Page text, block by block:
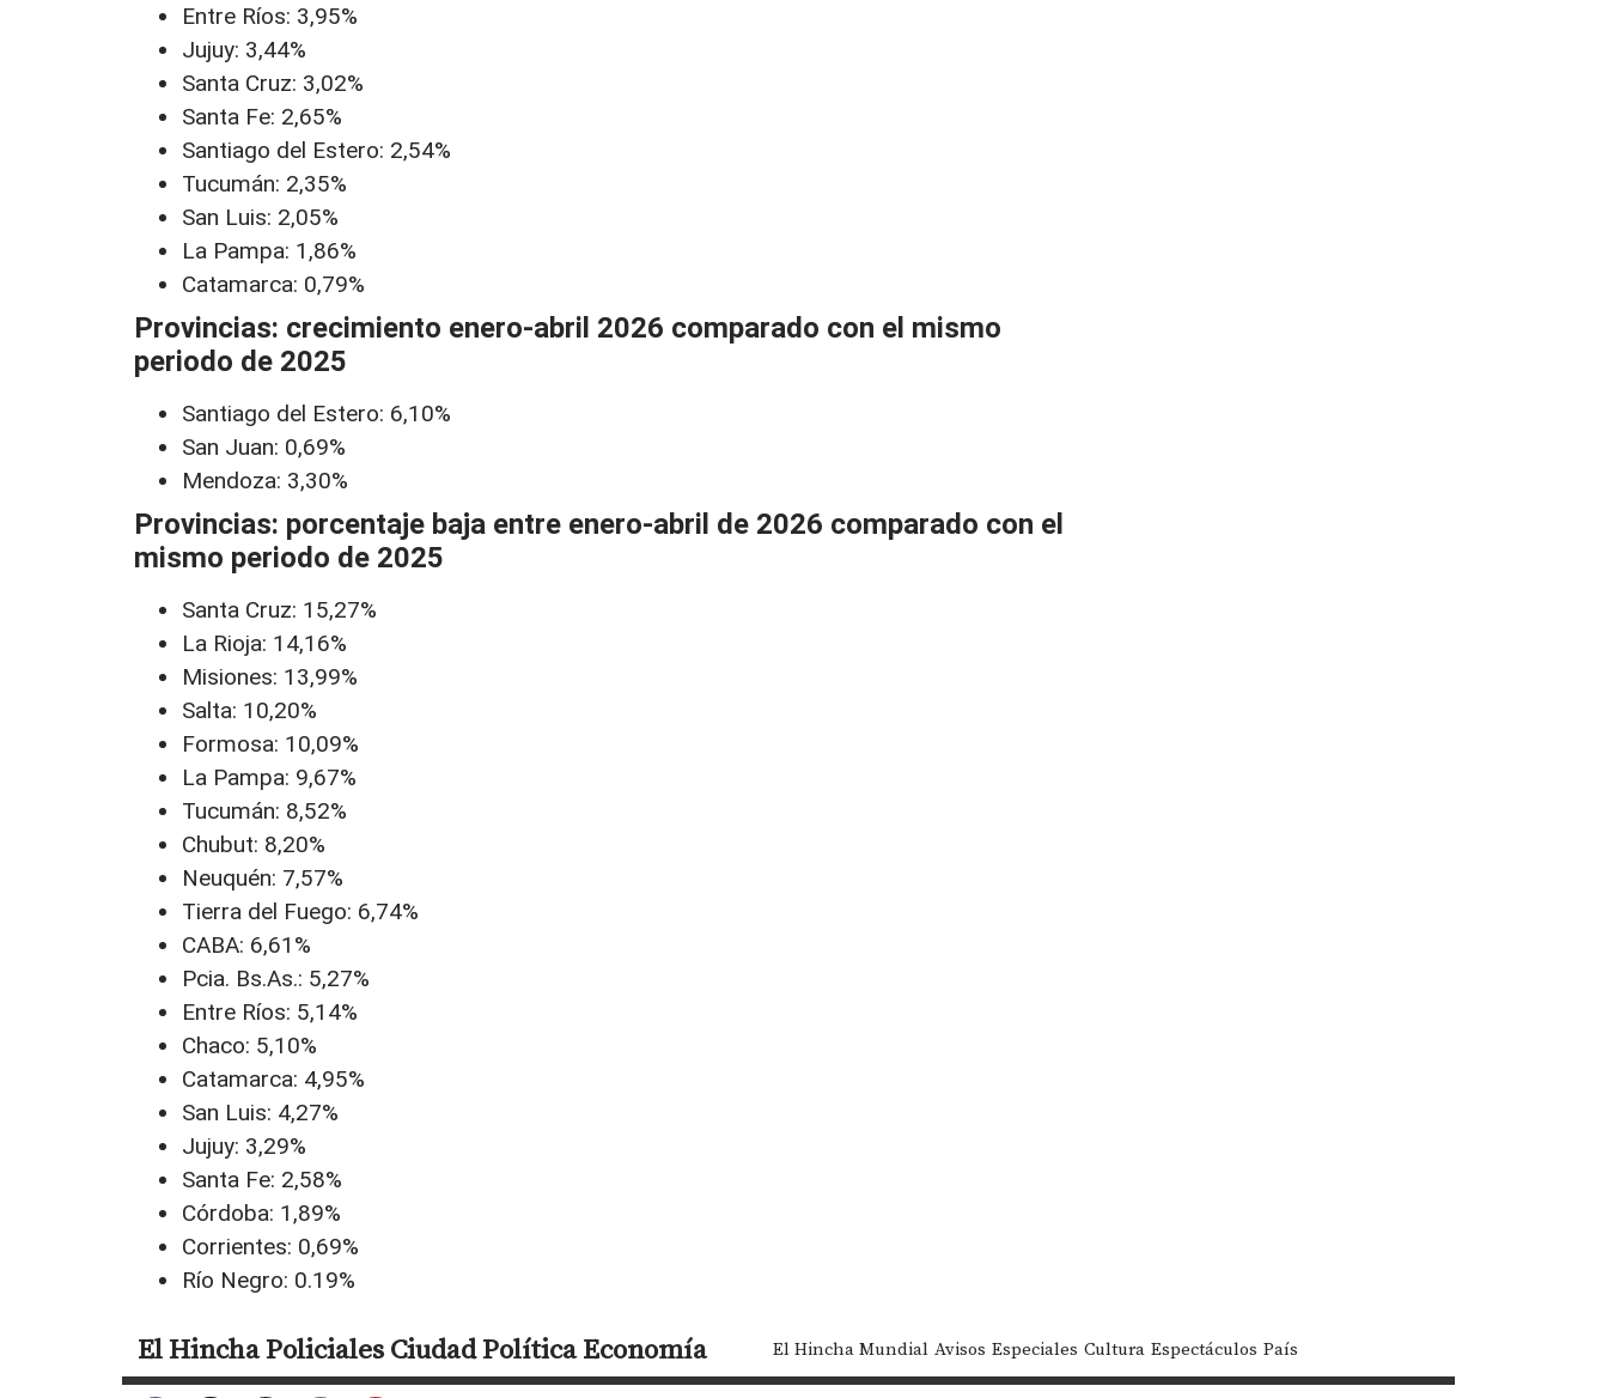
Entre Ríos: 3,95%
Jujuy: 3,44%
Santa Cruz: 3,02%
Santa Fe: 2,65%
Santiago del Estero: 2,54%
Tucumán: 2,35%
San Luis: 2,05%
La Pampa: 1,86%
Catamarca: 0,79%
Provincias: crecimiento enero-abril 2026 comparado con el mismo
periodo de 2025
Santiago del Estero: 6,10%
San Juan: 0,69%
Mendoza: 3,30%
Provincias: porcentaje baja entre enero-abril de 2026 comparado con el
mismo periodo de 2025
Santa Cruz: 15,27%
La Rioja: 14,16%
Misiones: 13,99%
Salta: 10,20%
Formosa: 10,09%
La Pampa: 9,67%
Tucumán: 8,52%
Chubut: 8,20%
Neuquén: 7,57%
Tierra del Fuego: 6,74%
CABA: 6,61%
Pcia. Bs.As.: 5,27%
Entre Ríos: 5,14%
Chaco: 5,10%
Catamarca: 4,95%
San Luis: 4,27%
Jujuy: 3,29%
Santa Fe: 2,58%
Córdoba: 1,89%
Corrientes: 0,69%
Río Negro: 0.19%
El HinchaPolicialesCiudadPolíticaEconomía El Hincha Mundial Avisos Especiales Cultura Espectáculos País